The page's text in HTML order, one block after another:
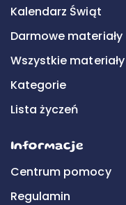
Kalendarz Świąt
Darmowe materiały
Wszystkie materiały
Kategorie
Lista życzeń
Informacje
Centrum pomocy
Regulamin